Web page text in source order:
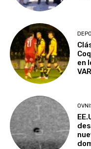
en
VAR